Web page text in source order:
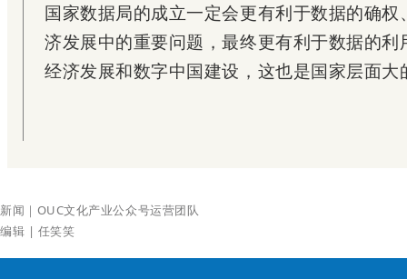
国家数据局的成立一定会更有利于数据的确
济发展中的重要问题，最终更有利于数据的
经济发展和数字中国建设，这也是国家层面大
新闻｜OUC文化产业公众号运营团队
编辑 | 任笑笑